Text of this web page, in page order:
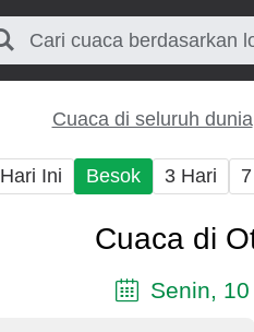
Cuaca di seluruh dunia
Hari Ini Besok 3 Hari
Cuaca di
Senin,